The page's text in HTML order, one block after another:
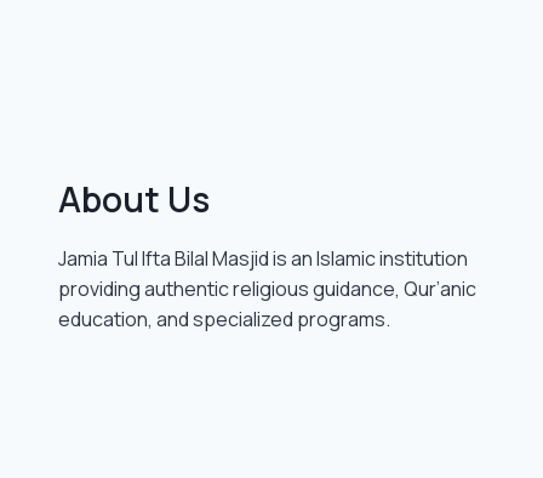
About Us
Jamia Tul Ifta Bilal Masjid is an Islamic institution
providing authentic religious guidance, Qur’anic
education, and specialized programs.